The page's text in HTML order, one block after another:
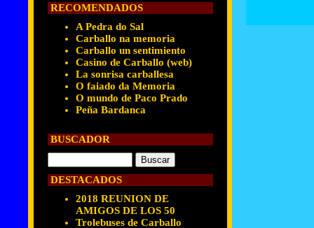
RECOMENDADOS
A Pedra do Sal
Carballo na memoria
Carballo un sentimiento
Casino de Carballo (web)
La sonrisa carballesa
O faiado da Memoria
O mundo de Paco Prado
Peña Bardanca
BUSCADOR
DESTACADOS
2018 REUNION DE
AMIGOS DE LOS 50
Trolebuses de Carballo